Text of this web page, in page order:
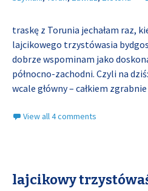
traskę z Torunia jechałam raz,
lajcikowego trzystówasia
dobrze wspominam jako
północno-zachodni. Czyli na
wcale główny – całkiem zgrabnie
View all 4 comments
lajcikowy